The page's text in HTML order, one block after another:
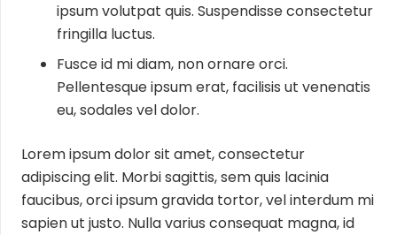
ipsum volutpat quis. Suspendisse consectetur
fringilla luctus.
Fusce id mi diam, non ornare orci.
Pellentesque ipsum erat, facilisis ut venenatis
eu, sodales vel dolor.
Lorem ipsum dolor sit amet, consectetur
adipiscing elit. Morbi sagittis, sem quis lacinia
faucibus, orci ipsum gravida tortor, vel interdum mi
sapien ut justo. Nulla varius consequat magna, id